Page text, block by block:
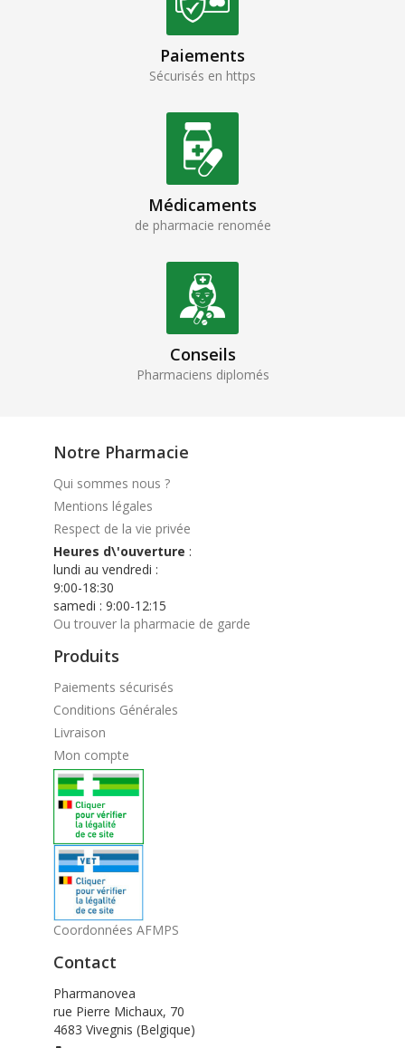
Paiements
Sécurisés en https
Médicaments
de pharmacie renomée
Conseils
Pharmaciens diplomés
Notre Pharmacie
Qui sommes nous ?
Mentions légales
Respect de la vie privée
Heures d\'ouverture :
lundi au vendredi :
9:00-18:30
samedi : 9:00-12:15
Ou trouver la pharmacie de garde
Produits
Paiements sécurisés
Conditions Générales
Livraison
Mon compte
Coordonnées AFMPS
Contact
Pharmanovea
rue Pierre Michaux, 70
4683 Vivegnis (Belgique)